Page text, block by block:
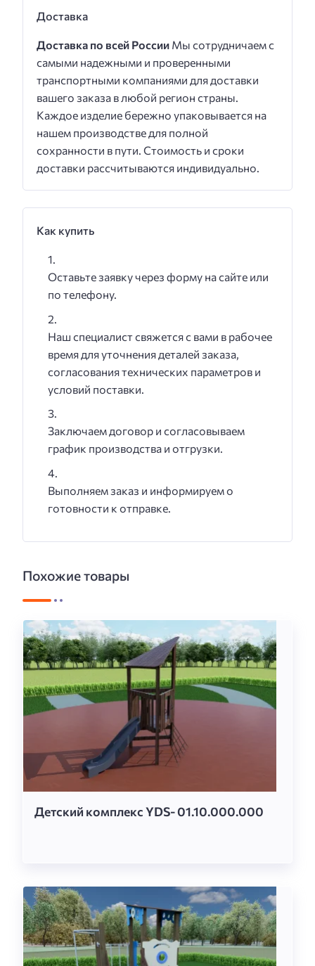
Доставка
Доставка по всей России Мы сотрудничаем с
самыми надежными и проверенными
транспортными компаниями для доставки
вашего заказа в любой регион страны.
Каждое изделие бережно упаковывается на
нашем производстве для полной
сохранности в пути. Стоимость и сроки
доставки рассчитываются индивидуально.
Как купить
Оставьте заявку через форму на сайте или
по телефону.
Наш специалист свяжется с вами в рабочее
время для уточнения деталей заказа,
согласования технических параметров и
условий поставки.
Заключаем договор и согласовываем
график производства и отгрузки.
Выполняем заказ и информируем о
готовности к отправке.
Похожие товары
Детский комплекс YDS- 01.10.000.000